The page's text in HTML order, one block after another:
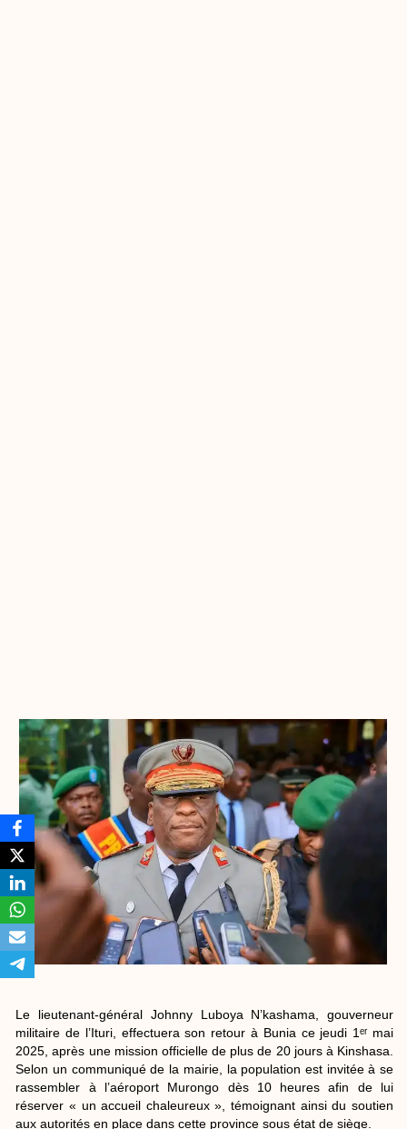
Le lieutenant-général Johnny Luboya N’kashama, gouverneur
militaire de l’Ituri, effectuera son retour à Bunia ce jeudi 1ᵉʳ mai
2025, après une mission officielle de plus de 20 jours à Kinshasa.
Selon un communiqué de la mairie, la population est invitée à se
rassembler à l’aéroport Murongo dès 10 heures afin de lui
réserver « un accueil chaleureux », témoignant ainsi du soutien
aux autorités en place dans cette province sous état de siège.